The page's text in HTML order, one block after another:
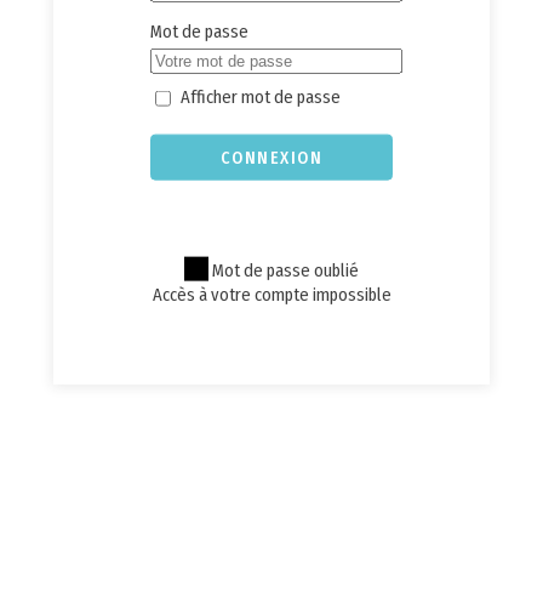
Mot de passe
Afficher mot de passe
CONNEXION
Mot de passe oublié
Accès à votre compte impossible